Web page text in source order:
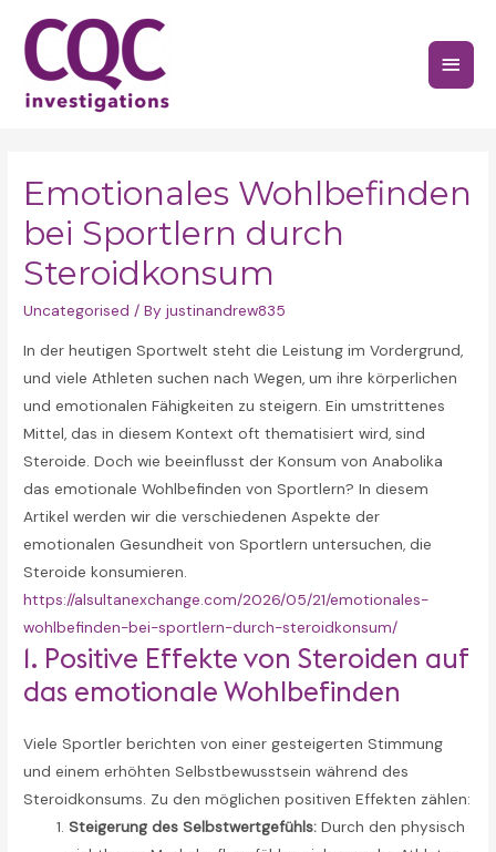
content
Main
Emotionales Wohlbefinden
bei Sportlern durch
Steroidkonsum
Uncategorised / Byjustinandrew835
In der heutigen Sportwelt steht die Leistung im Vordergrund,
und viele Athleten suchen nach Wegen, um ihre körperlichen
und emotionalen Fähigkeiten zu steigern. Ein umstrittenes
Mittel, das in diesem Kontext oft thematisiert wird, sind
Steroide. Doch wie beeinflusst der Konsum von Anabolika
das emotionale Wohlbefinden von Sportlern? In diesem
Artikel werden wir die verschiedenen Aspekte der
emotionalen Gesundheit von Sportlern untersuchen, die
Steroide konsumieren.
https://alsultanexchange.com/2026/05/21/emotionales-
wohlbefinden-bei-sportlern-durch-steroidkonsum/
1. Positive Effekte von Steroiden auf
das emotionale Wohlbefinden
Viele Sportler berichten von einer gesteigerten Stimmung
und einem erhöhten Selbstbewusstsein während des
Steroidkonsums. Zu den möglichen positiven Effekten zählen:
Steigerung des Selbstwertgefühls: Durch den physisch